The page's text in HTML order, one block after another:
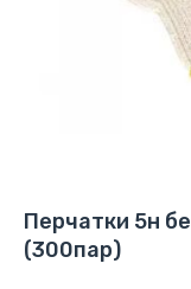
Перчатки 5н
(300пар)